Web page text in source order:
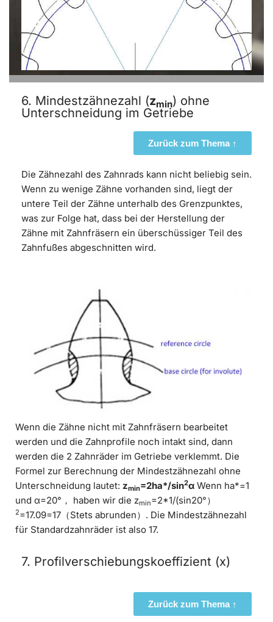
6. Mindestzähnezahl (zmin) ohne
Unterschneidung im Getriebe
Zurück zum Thema ↑
Die Zähnezahl des Zahnrads kann nicht beliebig sein.
Wenn zu wenige Zähne vorhanden sind, liegt der
untere Teil der Zähne unterhalb des Grenzpunktes,
was zur Folge hat, dass bei der Herstellung der
Zähne mit Zahnfräsern ein überschüssiger Teil des
Zahnfußes abgeschnitten wird.
Wenn die Zähne nicht mit Zahnfräsern bearbeitet
werden und die Zahnprofile noch intakt sind, dann
werden die 2 Zahnräder im Getriebe verklemmt. Die
Formel zur Berechnung der Mindestzähnezahl ohne
Unterschneidung lautet: zmin=2ha*/sin2α Wenn ha*=1
und α=20°， haben wir die zmin=2*1/(sin20°）
2=17.09=17（Stets abrunden）. Die Mindestzähnezahl
für Standardzahnräder ist also 17.
7. Profilverschiebungskoeffizient (x)
Zurück zum Thema ↑